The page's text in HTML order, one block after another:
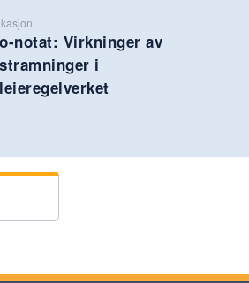
notat: Virkninger av
i